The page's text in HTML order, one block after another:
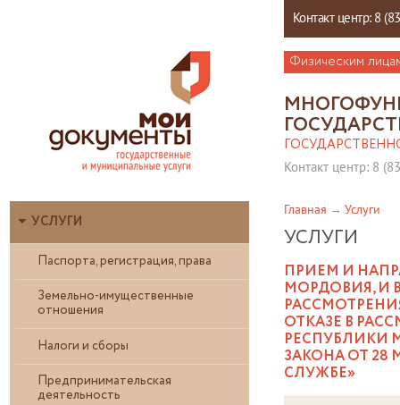
Контакт центр: 8
Физическим
Контакт центр: 8
УСЛУГИ
Паспорта, регистрация, права
Земельно-имущественные
отношения
Налоги и сборы
Предпринимательская
деятельность
Главная Услуги
УСЛУГИ
ПРИЕМ И
МОРДОВИЯ, И
ОТКАЗЕ В
РЕСПУБЛИКИ
ЗАКОНА ОТ 28
СЛУЖБЕ»